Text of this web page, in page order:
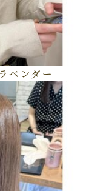
ベンダー